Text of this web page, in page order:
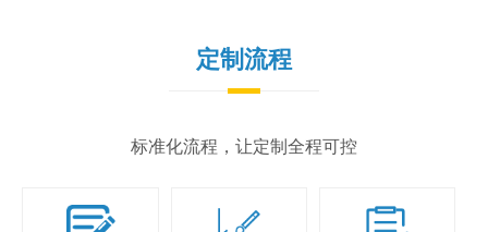
定制流程
标准化流程，让定制全程可控